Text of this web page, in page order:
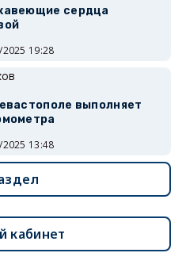
сердца
19:28
выполняет
13:48
кабинет